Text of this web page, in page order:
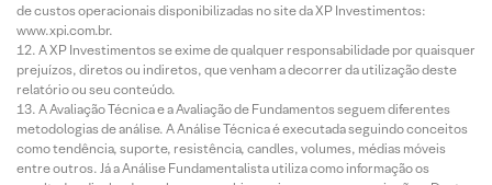
de custos operacionais disponibilizadas no site da XP Investimentos:
www.xpi.com.br.
A XP Investimentos se exime de qualquer responsabilidade por quaisquer
prejuízos, diretos ou indiretos, que venham a decorrer da utilização deste
relatório ou seu conteúdo.
A Avaliação Técnica e a Avaliação de Fundamentos seguem diferentes
metodologias de análise. A Análise Técnica é executada seguindo conceitos
como tendência, suporte, resistência, candles, volumes, médias móveis
entre outros. Já a Análise Fundamentalista utiliza como informação os